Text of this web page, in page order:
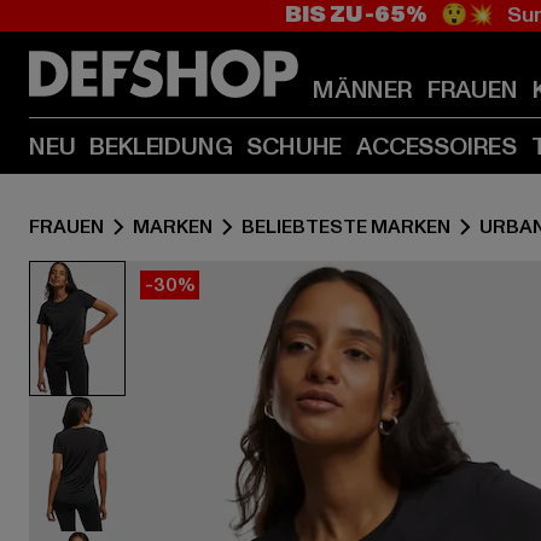
BIS ZU -65% 😲💥
MÄNNER FRAUEN
NEU BEKLEIDUNG SCHUHE ACCESSOIRES
FRAUEN MARKEN BELIEBTESTE MARKEN
-30%